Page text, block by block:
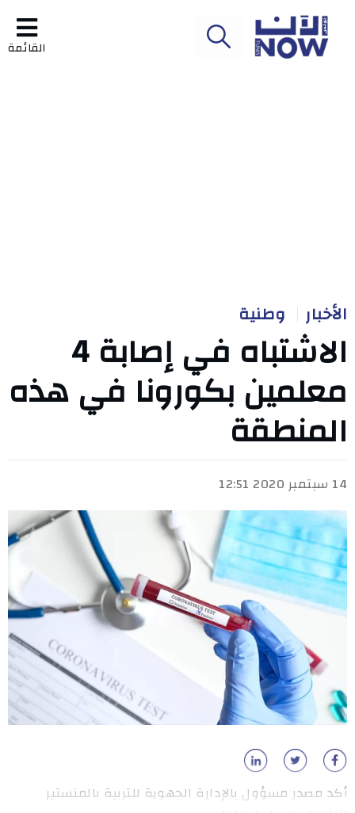
القائمة
الأخبار وطنية
الاشتباه في إصابة 4
معلمين بكورونا في هذه
المنطقة
14 سبتمبر 2020 12:51
أكد مصدر مسؤول بالإدارة الجهوية للتربية بالمنستير